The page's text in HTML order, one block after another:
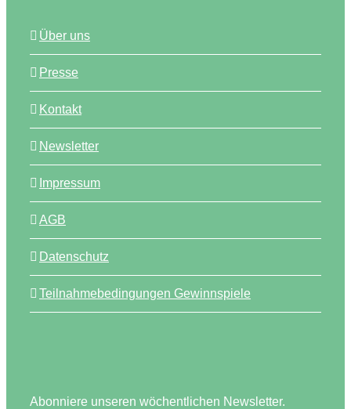
Über uns
Presse
Kontakt
Newsletter
Impressum
AGB
Datenschutz
Teilnahmebedingungen Gewinnspiele
Abonniere unseren wöchentlichen Newsletter.